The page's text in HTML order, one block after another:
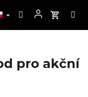
pro akční